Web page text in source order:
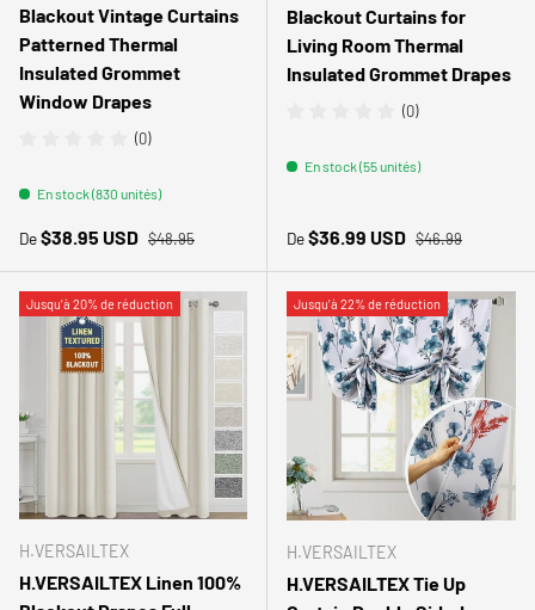
Blackout Vintage Curtains
Patterned Thermal
Insulated Grommet
Window Drapes
(0)
En stock (830 unités)
Prix soldé
De$38.95 USD Prix habituel
$48.95
Blackout Curtains for
Living Room Thermal
Insulated Grommet Drapes
(0)
En stock (55 unités)
Prix soldé
De$36.99 USD Prix habituel
$46.99
Jusqu’à 20% de réduction
H.VERSAILTEX
H.VERSAILTEX Linen 100%
Jusqu’à 22% de réduction
H.VERSAILTEX
H.VERSAILTEX Tie Up